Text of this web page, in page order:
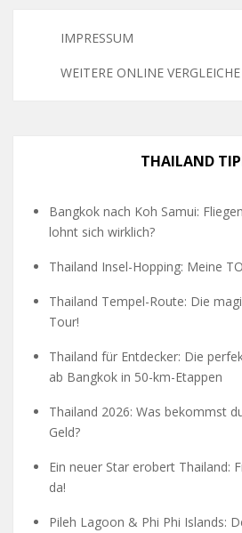
IMPRESSUM
WEITERE ONLINE VERGLEICHE
THAILAND
Bangkok nach Koh Samui:
lohnt sich wirklich?
Thailand Insel-Hopping: Meine
Thailand Tempel-Route: Die
Tour!
Thailand für Entdecker: Die
ab Bangkok in 50-km-Etappen
Thailand 2026: Was bekommst
Geld?
Ein neuer Star erobert Thailand:
da!
Pileh Lagoon & Phi Phi Islands: